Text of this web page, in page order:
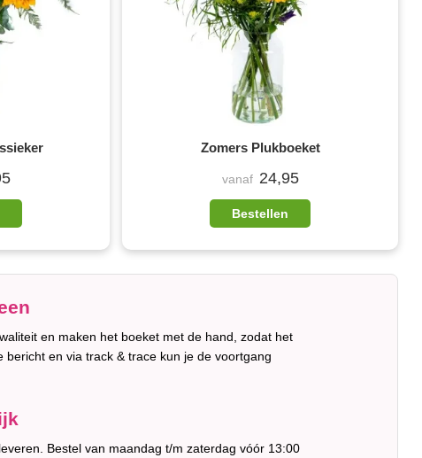
Zomers Plukboeket
vanaf 24,95
Bestellen
en maken het boeket met de hand, zodat het
en via track & trace kun je de voortgang
Bestel van maandag t/m zaterdag vóór 13:00